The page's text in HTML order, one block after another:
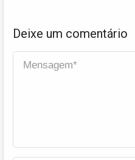
Deixe um comentário